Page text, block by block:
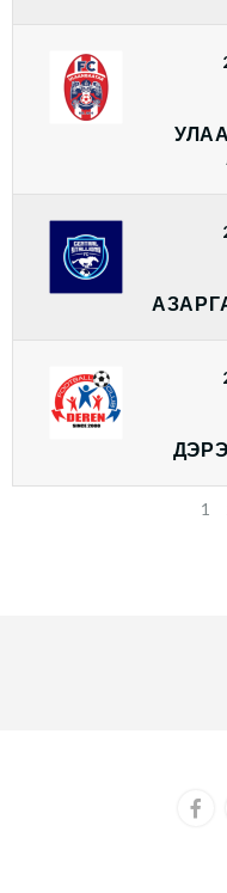
1